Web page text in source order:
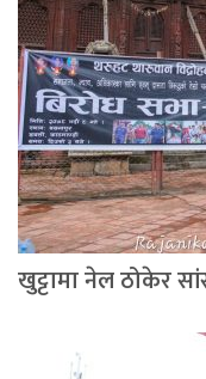
खुट्टामा नेल ठोकेर